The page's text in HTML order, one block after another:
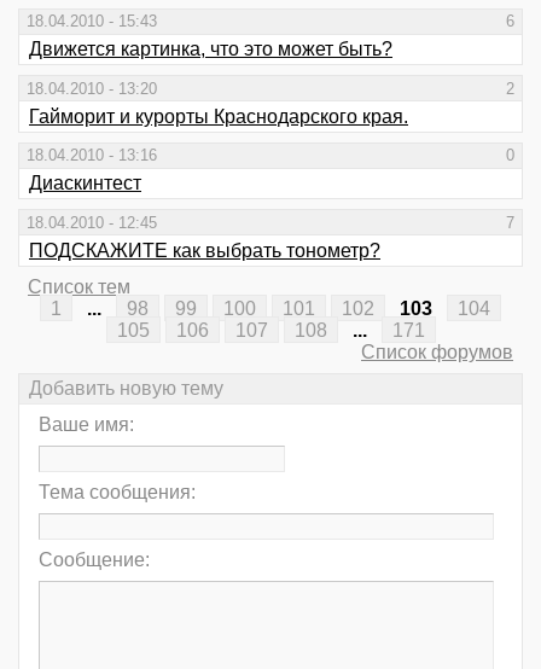
18.04.2010 - 15:43 6
Движется картинка, что это может быть?
18.04.2010 - 13:20 2
Гайморит и курорты Краснодарского края.
18.04.2010 - 13:16 0
Диаскинтест
18.04.2010 - 12:45 7
ПОДСКАЖИТЕ как выбрать тонометр?
Список тем
1
... 98 99 100 101 102 103
104
105
106 107 108 ...
171
Список форумов
Добавить новую тему
Ваше имя:
Тема сообщения:
Сообщение: